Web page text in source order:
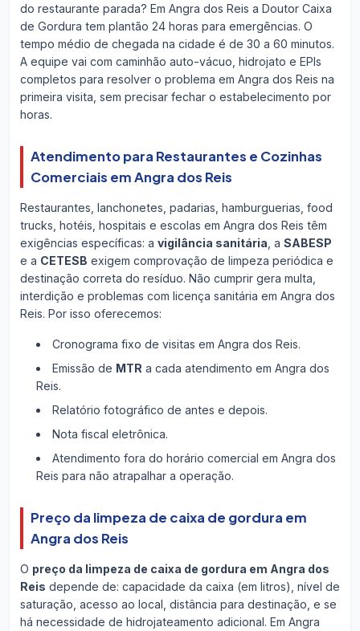
do restaurante parada? Em Angra dos Reis a Doutor Caixa
de Gordura tem plantão 24 horas para emergências. O
tempo médio de chegada na cidade é de 30 a 60 minutos.
A equipe vai com caminhão auto-vácuo, hidrojato e EPIs
completos para resolver o problema em Angra dos Reis na
primeira visita, sem precisar fechar o estabelecimento por
horas.
Atendimento para Restaurantes e Cozinhas
Comerciais em Angra dos Reis
Restaurantes, lanchonetes, padarias, hamburguerias, food
trucks, hotéis, hospitais e escolas em Angra dos Reis têm
exigências específicas: a vigilância sanitária , a SABESP
e a CETESB exigem comprovação de limpeza periódica e
destinação correta do resíduo. Não cumprir gera multa,
interdição e problemas com licença sanitária em Angra dos
Reis. Por isso oferecemos:
Cronograma fixo de visitas em Angra dos Reis.
Emissão de MTR a cada atendimento em Angra dos
Reis.
Relatório fotográfico de antes e depois.
Nota fiscal eletrônica.
Atendimento fora do horário comercial em Angra dos
Reis para não atrapalhar a operação.
Preço da limpeza de caixa de gordura em
Angra dos Reis
O preço da limpeza de caixa de gordura em Angra dos
Reis depende de: capacidade da caixa (em litros), nível de
saturação, acesso ao local, distância para destinação, e se
há necessidade de hidrojateamento adicional. Em Angra